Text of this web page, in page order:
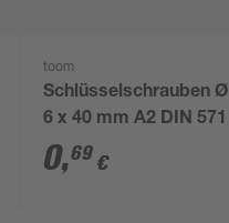
toom
Schlüsselschrauben Ø
6 x 40 mm A2 DIN 571
0,69 €